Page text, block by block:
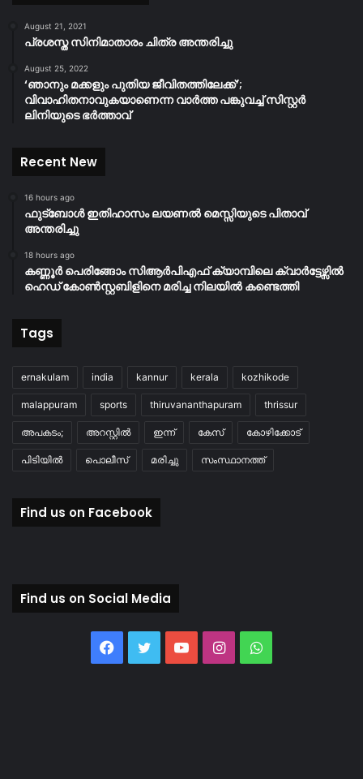
August 21, 2021
പ്രശസ്ത സിനിമാതാരം ചിത്ര അന്തരിച്ചു
August 25, 2022
‘ഞാനും മക്കളും പുതിയ ജീവിതത്തിലേക്ക്’;
വിവാഹിതനാവുകയാണെന്ന വാർത്ത പങ്കുവച്ച് സിസ്റ്റർ
ലിനിയുടെ ഭർത്താവ്
Recent New
16 hours ago
ഫുട്ബോൾ ഇതിഹാസം ലയണൽ മെസ്സിയുടെ പിതാവ്
അന്തരിച്ചു
18 hours ago
കണ്ണൂർ പെരിങ്ങോം സിആർപിഎഫ് ക്യാമ്പിലെ ക്വാർട്ടേഴ്സിൽ
ഹെഡ് കോൺസ്റ്റബിളിനെ മരിച്ച നിലയിൽ കണ്ടെത്തി
Tags
ernakulam india kannur kerala kozhikode
malappuram sports thiruvananthapuram thrissur
അപകടം; അറസ്റ്റിൽ ഇന്ന് കേസ് കോഴിക്കോട്
പിടിയിൽ പൊലീസ് മരിച്ചു സംസ്ഥാനത്ത്
Find us on Facebook
Find us on Social Media
Facebook
TwitterYouTubeInstagramWhatsApp